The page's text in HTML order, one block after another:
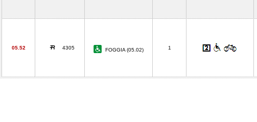
05.52 4305 FOGGIA (05.02) 1